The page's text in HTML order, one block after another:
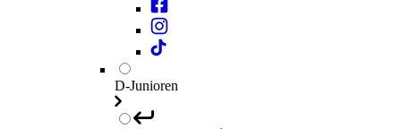
D-Junioren